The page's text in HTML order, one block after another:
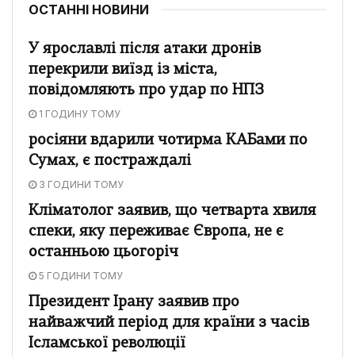
ОСТАННІ НОВИНИ
У ярославлі після атаки дронів
перекрили виїзд із міста,
повідомляють про удар по НПЗ
1 ГОДИНУ ТОМУ
росіяни вдарили чотирма КАБами по
Сумах, є постраждалі
3 ГОДИНИ ТОМУ
Кліматолог заявив, що четварта хвиля
спеки, яку переживає Європа, не є
останньою цьогоріч
5 ГОДИНИ ТОМУ
Президент Ірану заявив про
найважчий період для країни з часів
Ісламської революції